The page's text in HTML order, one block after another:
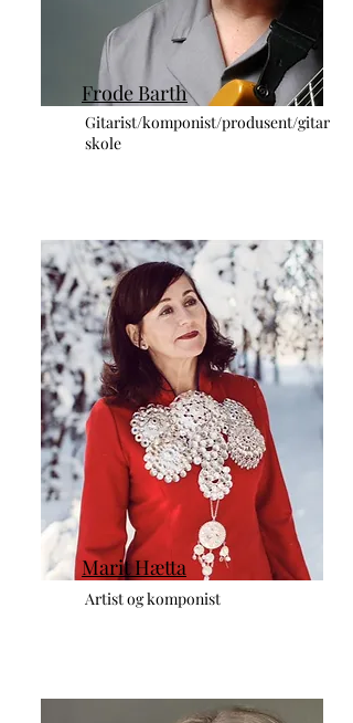
Frode Barth
Gitarist/komponist/produsent/gitar
skole
Marit Hætta
Artist og komponist